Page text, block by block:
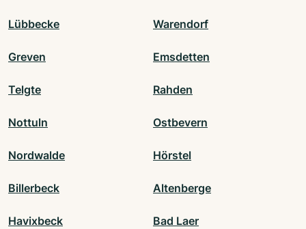
Lübbecke Warendorf
Greven Emsdetten
Telgte Rahden
Nottuln Ostbevern
Nordwalde Hörstel
Billerbeck Altenberge
Havixbeck Bad Laer